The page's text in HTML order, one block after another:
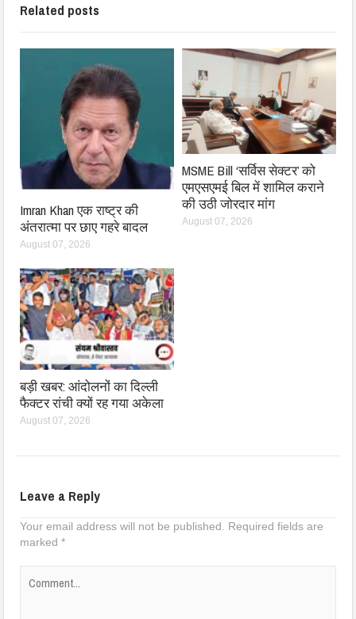
Related posts
Imran Khan एक राष्ट्र की
अंतरात्मा पर छाए गहरे बादल
August 07, 2026
MSME Bill ‘सर्विस सेक्टर’ को
एमएसएमई बिल में शामिल कराने
की उठी जोरदार मांग
August 07, 2026
बड़ी खबर: आंदोलनों का दिल्ली
फैक्टर रांची क्यों रह गया अकेला
August 07, 2026
Leave a Reply
Your email address will not be published. Required fields are
marked*